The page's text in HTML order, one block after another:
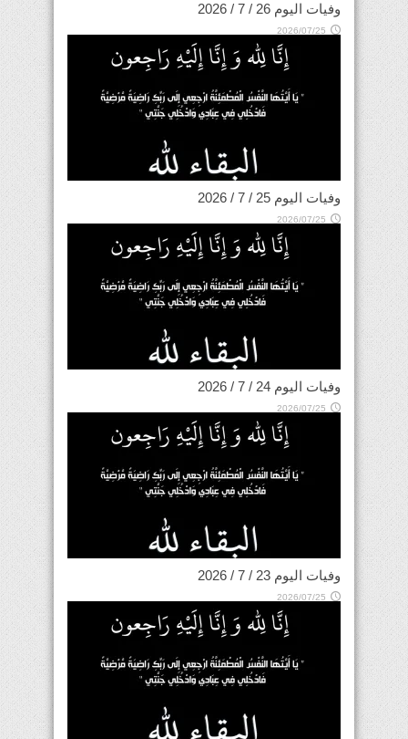
وفيات اليوم 26 / 7 / 2026
2026/07/25
وفيات اليوم 25 / 7 / 2026
2026/07/25
وفيات اليوم 24 / 7 / 2026
2026/07/25
وفيات اليوم 23 / 7 / 2026
2026/07/25